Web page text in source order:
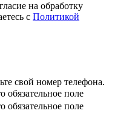
на обработку
с Политикой
свой номер телефона.
обязательное поле
обязательное поле